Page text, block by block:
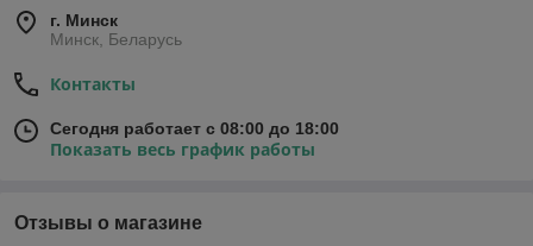
г. Минск
Минск, Беларусь
Контакты
Сегодня работает с 08:00 до 18:00
Показать весь график работы
Отзывы о магазине